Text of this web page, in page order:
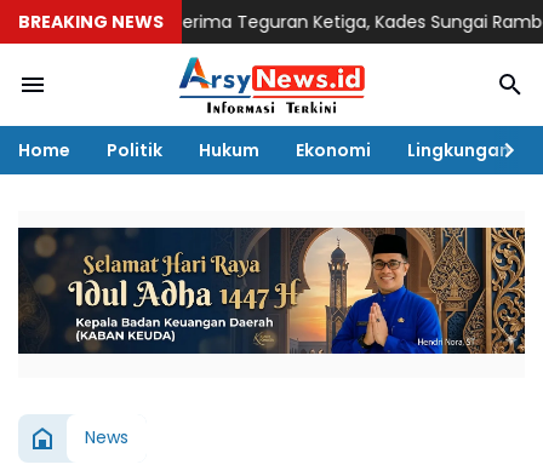
BREAKING NEWS
Tak Terima Teguran Ketiga, Kades Sungai Rambai
Home Politik Hukum Ekonomi Lingkungan
News